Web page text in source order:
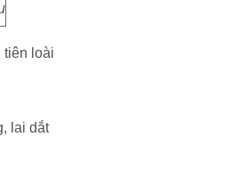
tiên loài
lai dắt